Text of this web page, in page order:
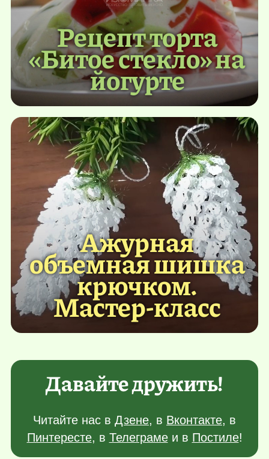
Рецепт торта
«Битое стекло» на
йогурте
Ажурная
объемная шишка
крючком.
Мастер-класс
Давайте дружить!
Читайте нас в Дзене, в Вконтакте, в
Пинтересте, в Телеграмеи в Постиле!